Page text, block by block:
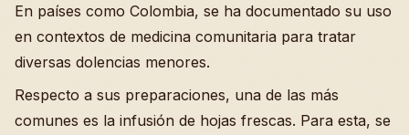
En países como Colombia, se ha documentado su uso
en contextos de medicina comunitaria para tratar
diversas dolencias menores.
Respecto a sus preparaciones, una de las más
comunes es la infusión de hojas frescas. Para esta, se